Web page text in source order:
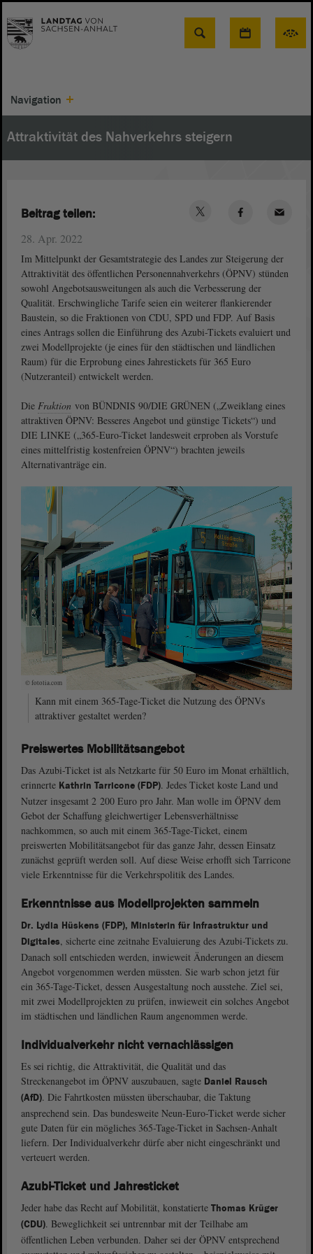
Suche
Navigation
Attraktivität des Nahverkehrs steigern
28. Apr. 2022
Im Mittelpunkt der Gesamtstrategie des Landes zur Steigerung der
Attraktivität des öffentlichen Personennahverkehrs (ÖPNV) stünden
sowohl Angebotsausweitungen als auch die Verbesserung der
Qualität. Erschwingliche Tarife seien ein weiterer flankierender
Baustein, so die Fraktionen von CDU, SPD und FDP. Auf Basis
eines Antrags sollen die Einführung des Azubi-Tickets evaluiert und
zwei Modellprojekte (je eines für den städtischen und ländlichen
Raum) für die Erprobung eines Jahrestickets für 365 Euro
(Nutzeranteil) entwickelt werden.
Die Fraktion von BÜNDNIS 90/DIE GRÜNEN („Zweiklang eines
attraktiven ÖPNV: Besseres Angebot und günstige Tickets“) und
DIE LINKE („365-Euro-Ticket landesweit erproben als Vorstufe
eines mittelfristig kostenfreien ÖPNV“) brachten jeweils
Alternativanträge ein.
© fotolia.com
Kann mit einem 365-Tage-Ticket die Nutzung des ÖPNVs
attraktiver gestaltet werden?
Preiswertes Mobilitätsangebot
Das Azubi-Ticket ist als Netzkarte für 50 Euro im Monat erhältlich,
erinnerte Kathrin Tarricone (FDP). Jedes Ticket koste Land und
Nutzer insgesamt 2 200 Euro pro Jahr. Man wolle im ÖPNV dem
Gebot der Schaffung gleichwertiger Lebensverhältnisse
nachkommen, so auch mit einem 365-Tage-Ticket, einem
preiswerten Mobilitätsangebot für das ganze Jahr, dessen Einsatz
zunächst geprüft werden soll. Auf diese Weise erhofft sich Tarricone
viele Erkenntnisse für die Verkehrspolitik des Landes.
Erkenntnisse aus Modellprojekten sammeln
Dr. Lydia Hüskens (FDP), Ministerin für Infrastruktur und
Digitales, sicherte eine zeitnahe Evaluierung des Azubi-Tickets zu.
Danach soll entschieden werden, inwieweit Änderungen an diesem
Angebot vorgenommen werden müssten. Sie warb schon jetzt für
ein 365-Tage-Ticket, dessen Ausgestaltung noch ausstehe. Ziel sei,
mit zwei Modellprojekten zu prüfen, inwieweit ein solches Angebot
im städtischen und ländlichen Raum angenommen werde.
Individualverkehr nicht vernachlässigen
Es sei richtig, die Attraktivität, die Qualität und das
Streckenangebot im ÖPNV auszubauen, sagte Daniel Rausch
(AfD). Die Fahrtkosten müssten überschaubar, die Taktung
ansprechend sein. Das bundesweite Neun-Euro-Ticket werde sicher
gute Daten für ein mögliches 365-Tage-Ticket in Sachsen-Anhalt
liefern. Der Individualverkehr dürfe aber nicht eingeschränkt und
verteuert werden.
Azubi-Ticket und Jahresticket
Jeder habe das Recht auf Mobilität, konstatierte Thomas Krüger
(CDU). Beweglichkeit sei untrennbar mit der Teilhabe am
öffentlichen Leben verbunden. Daher sei der ÖPNV entsprechend
Beitrag teilen: